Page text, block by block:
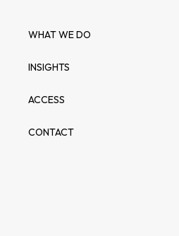
WHAT WE DO
INSIGHTS
ACCESS
CONTACT